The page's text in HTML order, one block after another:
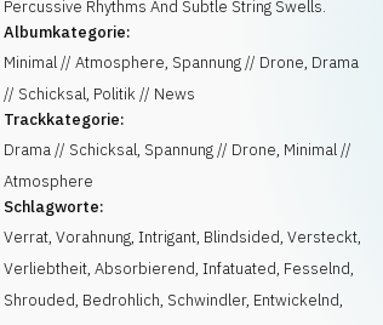
Percussive Rhythms And Subtle String Swells.
Albumkategorie:
Minimal // Atmosphere, Spannung // Drone, Drama
// Schicksal, Politik // News
Trackkategorie:
Drama // Schicksal, Spannung // Drone, Minimal //
Atmosphere
Schlagworte:
Verrat,Vorahnung,Intrigant, Blindsided,Versteckt,
Verliebtheit,Absorbierend,Infatuated, Fesselnd,
Shrouded, Bedrohlich, Schwindler, Entwickelnd,